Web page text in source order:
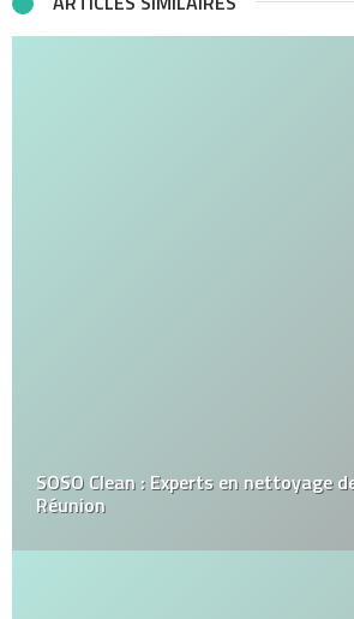
SOSO Clean : Experts en nettoyage
Réunion